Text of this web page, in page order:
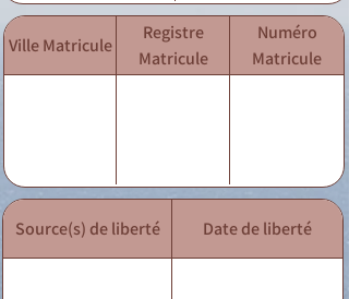
Ville Matricule
Registre
Matricule
Numéro
Matricule
Source(s) de liberté Date de liberté